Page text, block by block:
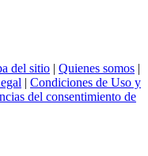
del sitio | Quienes somos |
| Condiciones de Uso y
del consentimiento de